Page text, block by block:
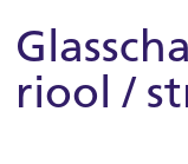
Woning
riool /